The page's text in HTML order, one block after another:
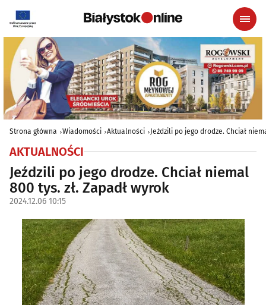
Strona główna Wiadomości Aktualności Jeździli po jego drodze. Chciał
AKTUALNOŚCI
Jeździli po jego drodze. Chciał niemal
800 tys. zł. Zapadł wyrok
2024.12.06 10:15